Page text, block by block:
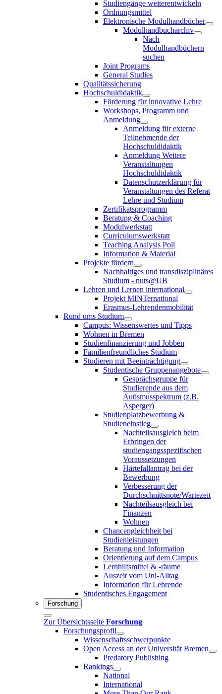
Studiengänge weiterentwickeln
Ordnungsmittel
Elektronische Modulhandbücher
Modulhandbucharchiv
Nach
Modulhandbüchern
suchen
Joint Programs
General Studies
Qualitätssicherung
Hochschuldidaktik
Förderung für innovative Lehre
Workshops, Programm und
Anmeldung
Anmeldung für externe
Teilnehmende der
Hochschuldidaktik
Anmeldung Weitere
Veranstaltungen
Hochschuldidaktik
Datenschutzerklärung für
Veranstaltungen des Referat
Lehre und Studium
Zertifikatsprogramm
Beratung & Coaching
Modulwerkstatt
Curriculumswerkstatt
Teaching Analysis Poll
Information & Material
Projekte fördern
Nachhaltiges und transdisziplinäres
Studium - nuts@UB
Lehren und Lernen international
Projekt MINTernational
Erasmus-Lehrendenmobilität
Rund ums Studium
Campus: Wissenswertes und Tipps
Wohnen in Bremen
Studienfinanzierung und Jobben
Familienfreundliches Studium
Studieren mit Beeinträchtigung
Studentische Gruppenangebote
Gesprächsgruppe für
Studierende aus dem
Autismusspektrum (z.B.
Asperger)
Studienplatzbewerbung &
Studieneinstieg
Nachteilsausgleich beim
Erbringen der
studiengangsspezifischen
Voraussetzungen
Härtefallantrag bei der
Bewerbung
Verbesserung der
Durchschnittsnote/Wartezeit
Nachteilsausgleich bei
Finanzen
Wohnen
Chancengleichheit bei
Studienleistungen
Beratung und Information
Orientierung auf dem Campus
Lernhilfsmittel & -räume
Auszeit vom Uni-Alltag
Information für Lehrende
Studentisches Engagement
Forschung
Zur Übersichtsseite Forschung
Forschungsprofil
Wissenschaftsschwerpunkte
Open Access an der Universität Bremen
Predatory Publishing
Rankings
National
International